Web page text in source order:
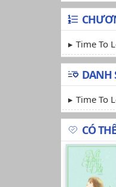
Time To
DANH
Time To
CÓ